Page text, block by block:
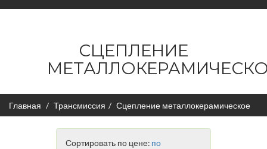
СЦЕПЛЕНИЕ
Главная Трансмиссия Сцепление металлокерамическое
Сортировать по цене: по